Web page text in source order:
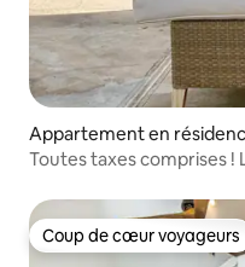
Appartement en
Toutes taxes comprises !
Coup de cœur voyageurs
Coup de cœur voyageurs